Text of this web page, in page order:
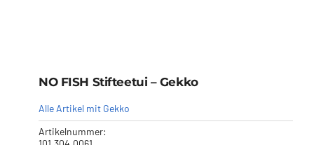
NO FISH Stifteetui – Gekko
Alle Artikel mit Gekko
Artikelnummer: